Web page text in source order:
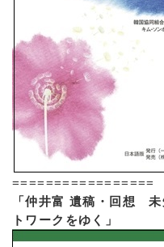
=================
「仲井富 遺稿・回想
トワークをゆく」